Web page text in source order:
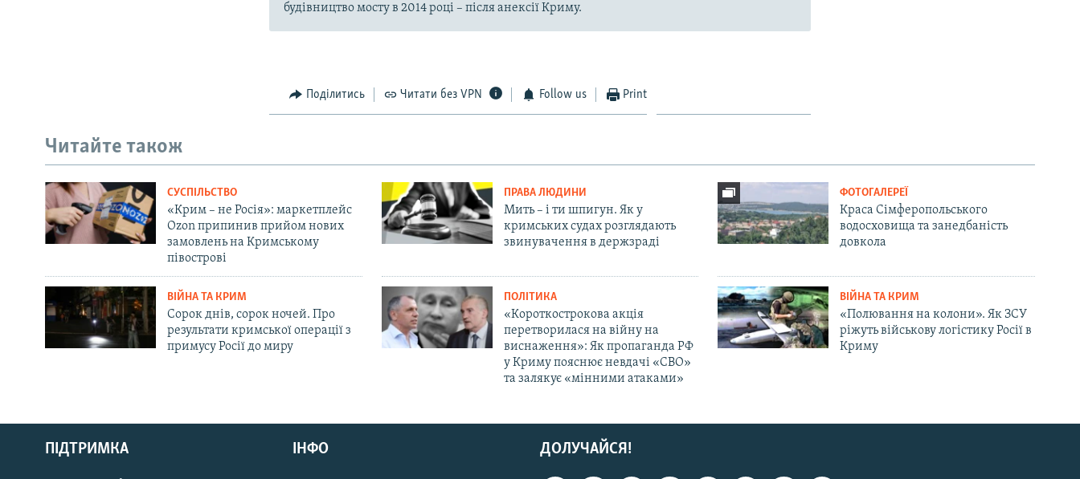
Русский
Qırımtatar
будівництво мосту в 2014 році – після анексії Криму.
Поділитись Читати без VPN Follow us Print
Читайте також
СУСПІЛЬСТВО
«Крим – не Росія»: маркетплейс
Ozon припинив прийом нових
замовлень на Кримському
півострові
ПРАВА ЛЮДИНИ
Мить – і ти шпигун. Як у
кримських судах розглядають
звинувачення в держзраді
ФОТОГАЛЕРЕЇ
Краса Сімферопольського
водосховища та занедбаність
довкола
ВІЙНА ТА КРИМ
Сорок днів, сорок ночей. Про
результати кримської операції з
примусу Росії до миру
ПОЛІТИКА
«Короткострокова акція
перетворилася на війну на
виснаження»: Як пропаганда РФ
у Криму пояснює невдачі «СВО»
та залякує «мінними атаками»
ВІЙНА ТА КРИМ
«Полювання на колони». Як ЗСУ
ріжуть військову логістику Росії в
Криму
ДОЛУЧАЙСЯ!
ПІДТРИМКА ІНФО